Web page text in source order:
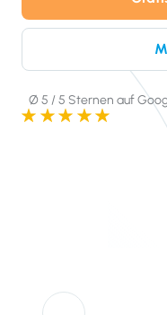
Ø 5 / 5 Sternen auf